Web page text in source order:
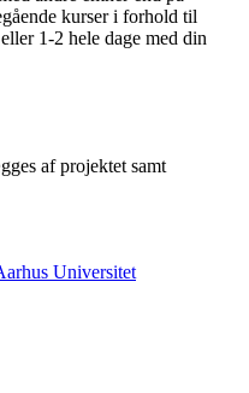
kurser i forhold til
1-2 hele dage med din
af projektet samt
Universitet